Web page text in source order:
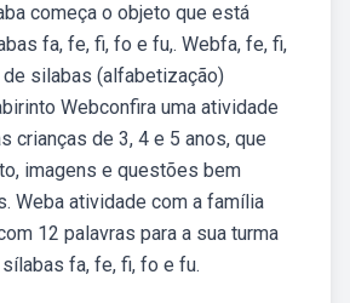
começa o objeto que está
fa, fe, fi, fo e fu,. Webfa, fe, fi,
silabas (alfabetização)
Webconfira uma atividade
crianças de 3, 4 e 5 anos, que
imagens e questões bem
Weba atividade com a família
12 palavras para a sua turma
fa, fe, fi, fo e fu.